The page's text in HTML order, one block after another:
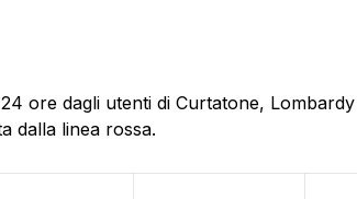
ore dagli utenti di Curtatone,
dalla linea rossa.